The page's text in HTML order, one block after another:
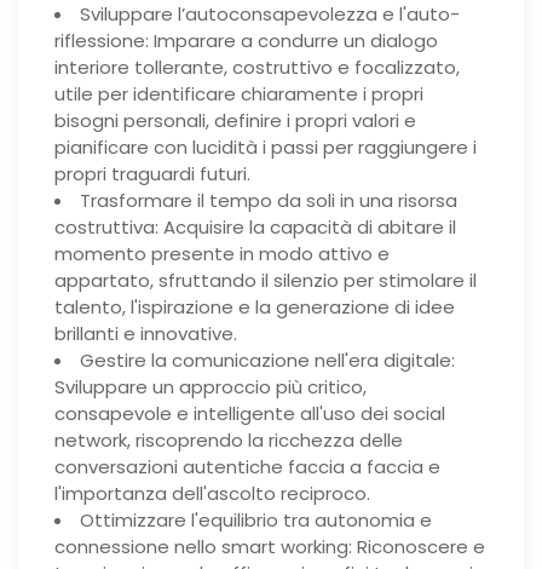
Sviluppare l’autoconsapevolezza e l'auto-
riflessione: Imparare a condurre un dialogo
interiore tollerante, costruttivo e focalizzato,
utile per identificare chiaramente i propri
bisogni personali, definire i propri valori e
pianificare con lucidità i passi per raggiungere i
propri traguardi futuri.
Trasformare il tempo da soli in una risorsa
costruttiva: Acquisire la capacità di abitare il
momento presente in modo attivo e
appartato, sfruttando il silenzio per stimolare il
talento, l'ispirazione e la generazione di idee
brillanti e innovative.
Gestire la comunicazione nell'era digitale:
Sviluppare un approccio più critico,
consapevole e intelligente all'uso dei social
network, riscoprendo la ricchezza delle
conversazioni autentiche faccia a faccia e
l'importanza dell'ascolto reciproco.
Ottimizzare l'equilibrio tra autonomia e
connessione nello smart working: Riconoscere e